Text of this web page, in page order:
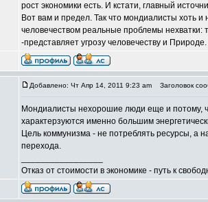
рост экономики есть. И кстати, главный
Вот вам и предел. Так что мондиалисты хоть
человечеством реальные проблемы нехватки:
-представляет угрозу человечеству и Природе.
Добавлено: Чт Апр 14, 2011 9:23 am Заголовок
Мондиалисты нехорошие люди еще и потому,
характерзуются именно большим
Цель коммунизма - не потреблять ресурсы, а
перехода.
Отказ от стоимости в экономике - путь к